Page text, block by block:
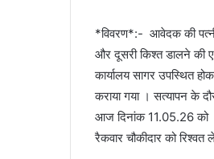
*विवरण*:- आवेदक की
और दूसरी किश्त डालने की
कार्यालय सागर उपस्थित
कराया गया । सत्यापन के
आज दिनांक 11.05.26 को
रैकवार चौकीदार को